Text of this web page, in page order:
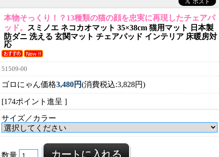
本物そっくり！？13種類の猫の顔を忠実に再現したチェアパ
ッド。
スミノエ ネコカオマット 35×38cm 猫用マット 日本製
防ダニ 洗える 玄関マット チェアパッド インテリア 床暖房対
応
51509-00
ゴロにゃん価格3,480円(消費税込:3,828円)
[174ポイント進呈 ]
サイズ／カラー
数量